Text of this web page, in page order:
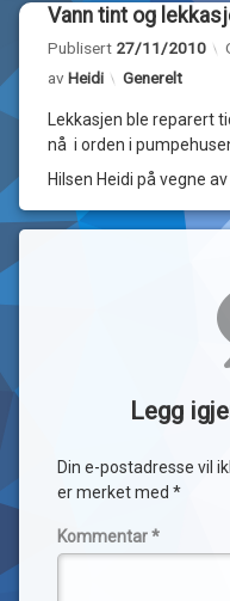
Webkamera
Om…
Vann tint og
Publisert 27/11/2010
avHeidi Kategorier:
Generelt
Lekkasjen ble reparert
nå i orden i
Hilsen Heidi på vegne
Legg
Din e-postadresse vil
er merket med *
Kommentar*